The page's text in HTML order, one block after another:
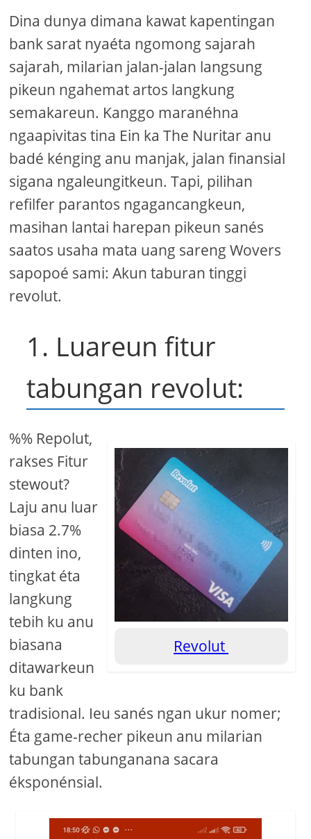
Dina dunya dimana kawat kapentingan
bank sarat nyaéta ngomong sajarah
sajarah, milarian jalan-jalan langsung
pikeun ngahemat artos langkung
semakareun. Kanggo maranéhna
ngaapivitas tina Ein ka The Nuritar anu
badé kénging anu manjak, jalan finansial
sigana ngaleungitkeun. Tapi, pilihan
refilfer parantos ngagancangkeun,
masihan lantai harepan pikeun sanés
saatos usaha mata uang sareng Wovers
sapopoé sami: Akun taburan tinggi
revolut.
1. Luareun fitur
tabungan revolut:
Revolut
%% Repolut,
rakses Fitur
stewout?
Laju anu luar
biasa 2.7%
dinten ino,
tingkat éta
langkung
tebih ku anu
biasana
ditawarkeun
ku bank
tradisional. Ieu sanés ngan ukur nomer;
Éta game-recher pikeun anu milarian
tabungan tabunganana sacara
éksponénsial.